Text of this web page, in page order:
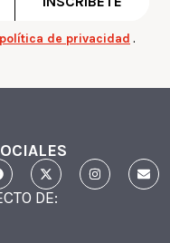
de privacidad .
DE: